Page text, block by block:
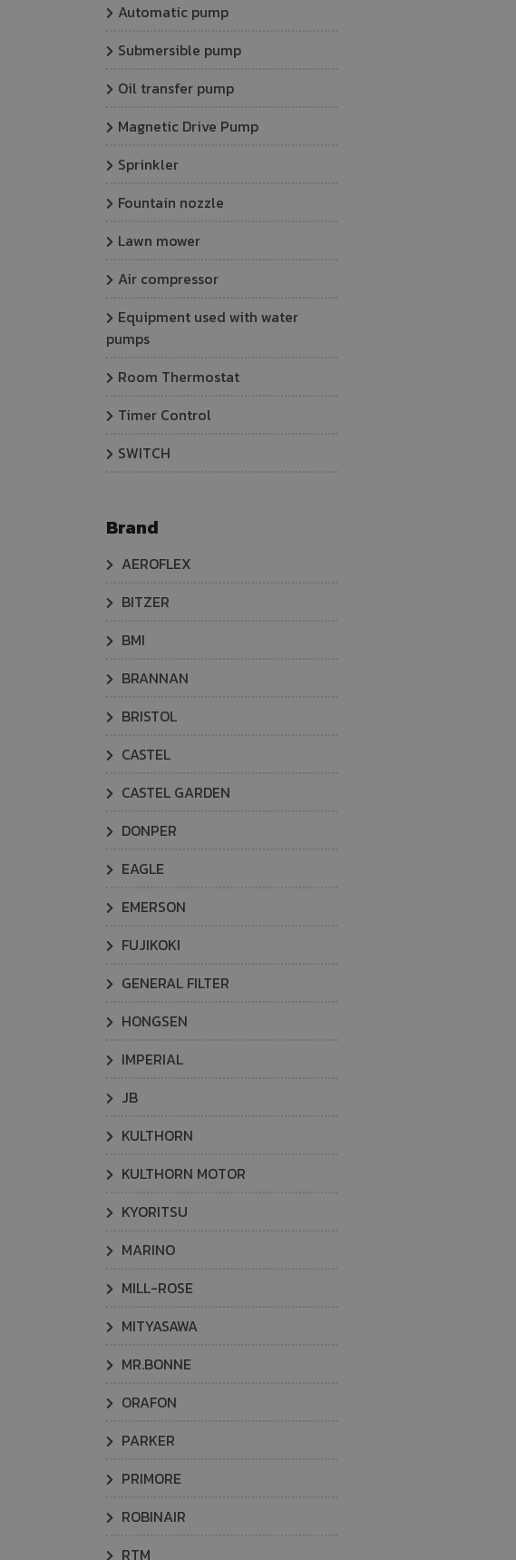
Automatic pump
Submersible pump
Oil transfer pump
Magnetic Drive Pump
Sprinkler
Fountain nozzle
Lawn mower
Air compressor
Equipment used with water
pumps
Room Thermostat
Timer Control
SWITCH
Brand
AEROFLEX
BITZER
BMI
BRANNAN
BRISTOL
CASTEL
CASTEL GARDEN
DONPER
EAGLE
EMERSON
FUJIKOKI
GENERAL FILTER
HONGSEN
IMPERIAL
JB
KULTHORN
KULTHORN MOTOR
KYORITSU
MARINO
MILL-ROSE
MITYASAWA
MR.BONNE
ORAFON
PARKER
PRIMORE
ROBINAIR
RTM